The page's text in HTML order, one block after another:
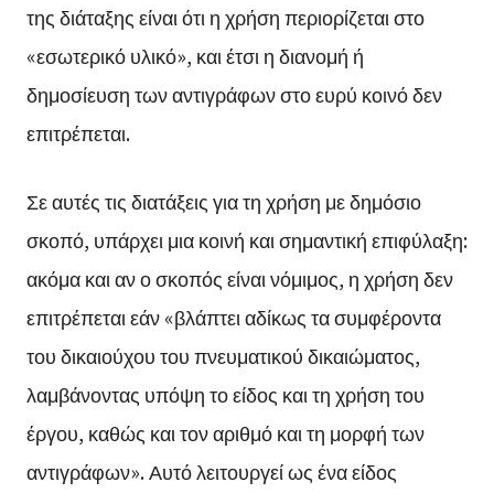
της διάταξης είναι ότι η χρήση περιορίζεται στο
«εσωτερικό υλικό», και έτσι η διανομή ή
δημοσίευση των αντιγράφων στο ευρύ κοινό δεν
επιτρέπεται.
Σε αυτές τις διατάξεις για τη χρήση με δημόσιο
σκοπό, υπάρχει μια κοινή και σημαντική επιφύλαξη:
ακόμα και αν ο σκοπός είναι νόμιμος, η χρήση δεν
επιτρέπεται εάν «βλάπτει αδίκως τα συμφέροντα
του δικαιούχου του πνευματικού δικαιώματος,
λαμβάνοντας υπόψη το είδος και τη χρήση του
έργου, καθώς και τον αριθμό και τη μορφή των
αντιγράφων». Αυτό λειτουργεί ως ένα είδος